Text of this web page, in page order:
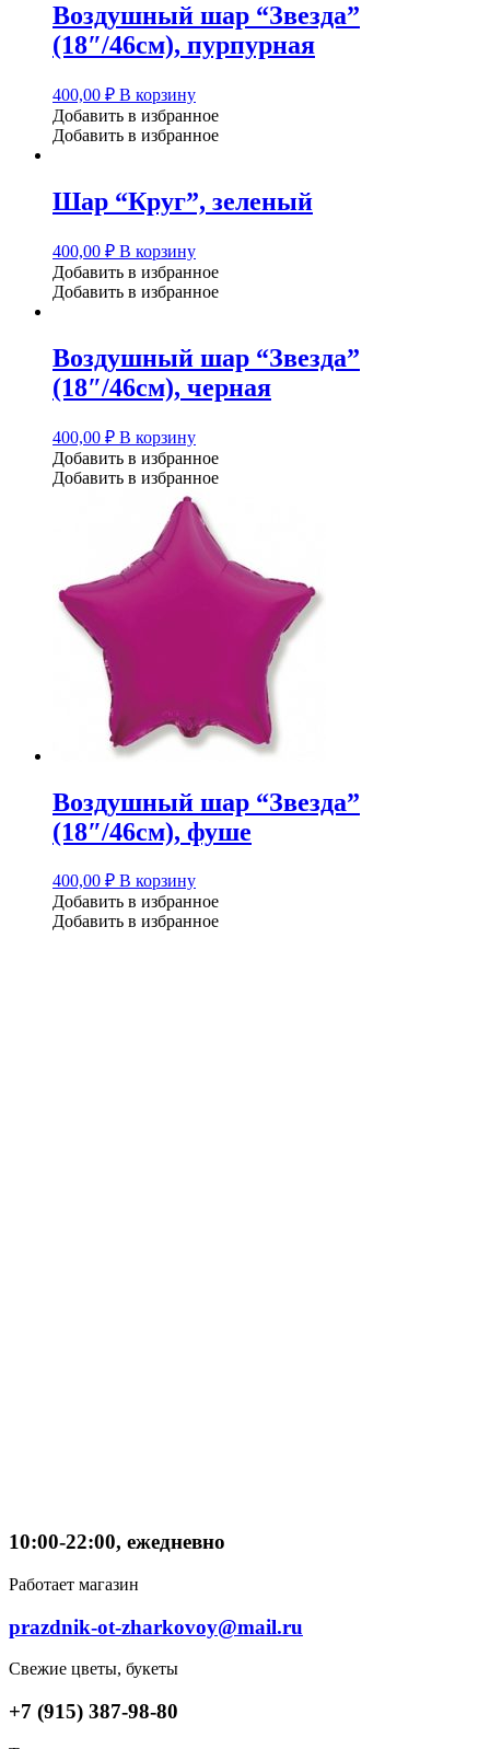
Воздушный шар “Звезда”
(18″/46см), пурпурная
400,00 ₽ В корзину
Добавить в избранное
Добавить в избранное
Шар “Круг”, зеленый
400,00 ₽ В корзину
Добавить в избранное
Добавить в избранное
Воздушный шар “Звезда”
(18″/46см), черная
400,00 ₽ В корзину
Добавить в избранное
Добавить в избранное
Воздушный шар “Звезда”
(18″/46см), фуше
400,00 ₽ В корзину
Добавить в избранное
Добавить в избранное
10:00-22:00, ежедневно
Работает магазин
prazdnik-ot-zharkovoy@mail.ru
Свежие цветы, букеты
+7 (915) 387-98-80